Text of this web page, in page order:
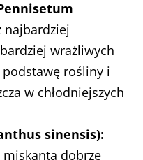
najbardziej
wrażliwych
podstawę rośliny i
w chłodniejszych
sinensis):
dobrze